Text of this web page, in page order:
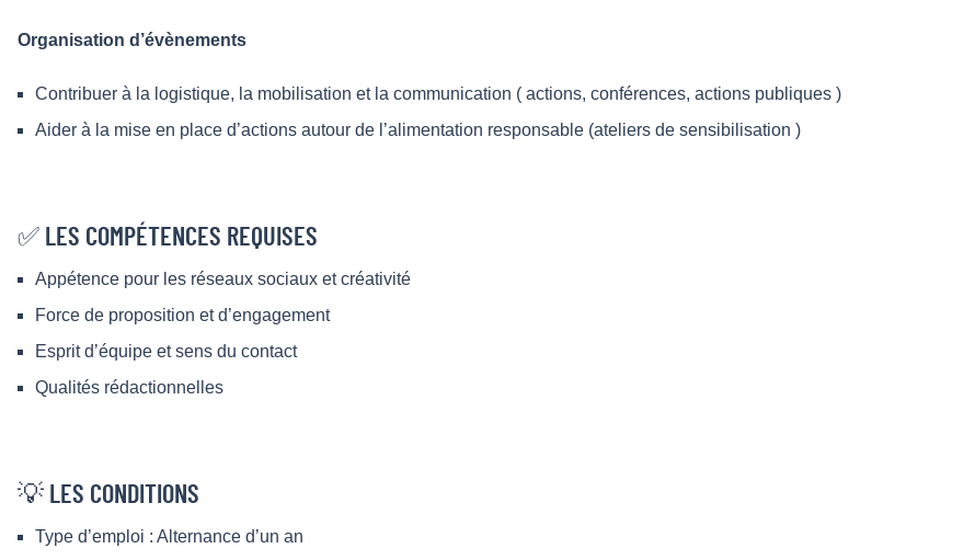
Organisation d’évènements
Contribuer à la logistique, la mobilisation et la communication ( actions, conférences, actions publiques )
Aider à la mise en place d’actions autour de l’alimentation responsable (ateliers de sensibilisation )
✅ LES COMPÉTENCES REQUISES
Appétence pour les réseaux sociaux et créativité
Force de proposition et d’engagement
Esprit d’équipe et sens du contact
Qualités rédactionnelles
💡 LES CONDITIONS
Type d’emploi : Alternance d’un an